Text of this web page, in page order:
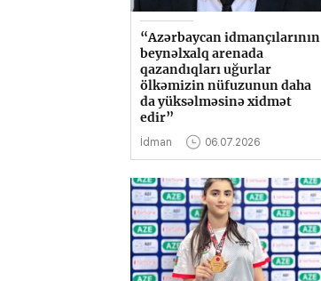
“Azərbaycan idmançılarının
beynəlxalq arenada
qazandıqları uğurlar
ölkəmizin nüfuzunun daha
da yüksəlməsinə xidmət
edir”
İdman 06.07.2026